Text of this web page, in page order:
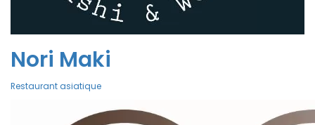
Nori Maki
Restaurant asiatique